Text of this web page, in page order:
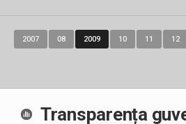
2007 08 2009 10 11 12
Transparența